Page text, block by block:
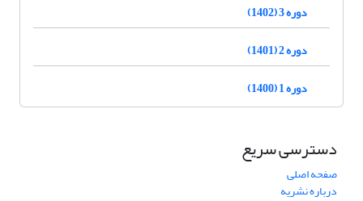
دوره 3 (1402)
دوره 2 (1401)
دوره 1 (1400)
دسترسی سریع
صفحه اصلی
درباره نشریه